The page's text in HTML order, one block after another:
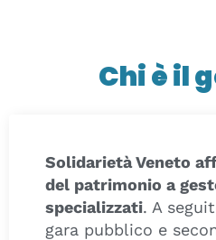
Chi è il
Solidarietà Veneto
del patrimonio a
specializzati. A
gara pubblico e